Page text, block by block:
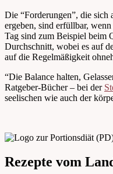
Die “Forderungen”, die sich
ergeben, sind erfüllbar,
Tag sind zum Beispiel beim
Durchschnitt, wobei es auf
auf die Regelmäßigkeit
“Die Balance halten,
Ratgeber-Bücher – bei der
seelischen wie auch der
Rezepte vom